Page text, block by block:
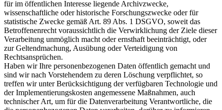
für im öffentlichen Interesse liegende Archivzwecke,
wissenschaftliche oder historische Forschungszwecke oder für
statistische Zwecke gemäß Art. 89 Abs. 1 DSGVO, soweit das
Betroffenenrecht voraussichtlich die Verwirklichung der Ziele dieser
Verarbeitung unmöglich macht oder ernsthaft beeinträchtigt, oder
zur Geltendmachung, Ausübung oder Verteidigung von
Rechtsansprüchen.
Haben wir Ihre personenbezogenen Daten öffentlich gemacht und
sind wir nach Vorstehendem zu deren Löschung verpflichtet, so
treffen wir unter Berücksichtigung der verfügbaren Technologie und
der Implementierungskosten angemessene Maßnahmen, auch
technischer Art, um für die Datenverarbeitung Verantwortliche, die